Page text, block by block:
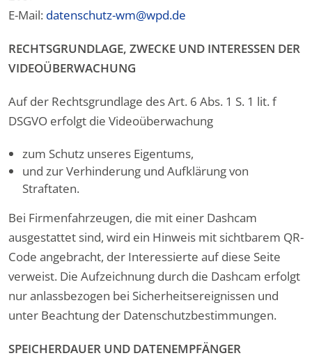
E-Mail: datenschutz-wm@wpd.de
RECHTSGRUNDLAGE, ZWECKE UND INTERESSEN DER
VIDEOÜBERWACHUNG
Auf der Rechtsgrundlage des Art. 6 Abs. 1 S. 1 lit. f
DSGVO erfolgt die Videoüberwachung
zum Schutz unseres Eigentums,
und zur Verhinderung und Aufklärung von
Straftaten.
Bei Firmenfahrzeugen, die mit einer Dashcam
ausgestattet sind, wird ein Hinweis mit sichtbarem QR-
Code angebracht, der Interessierte auf diese Seite
verweist. Die Aufzeichnung durch die Dashcam erfolgt
nur anlassbezogen bei Sicherheitsereignissen und
unter Beachtung der Datenschutzbestimmungen.
SPEICHERDAUER UND DATENEMPFÄNGER